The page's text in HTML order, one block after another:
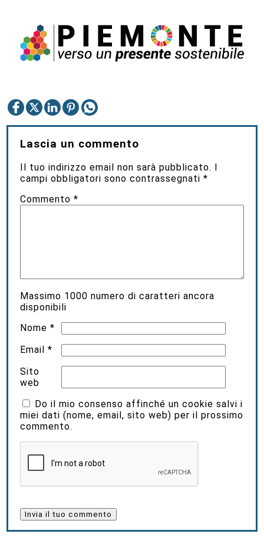
Lascia un commento
Il tuo indirizzo email non sarà pubblicato. I
campi obbligatori sono contrassegnati*
Commento*
Massimo 1000 numero di caratteri ancora
disponibili
Nome*
Email*
Sito
web
Do il mio consenso affinché un cookie salvi i
miei dati (nome, email, sito web) per il prossimo
commento.